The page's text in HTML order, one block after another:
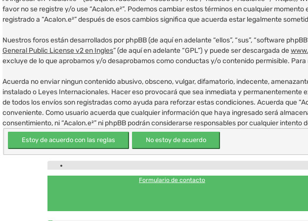
favor no se registre y/o use “Acalon.e²”. Podemos cambiar estos términos en cualquier
registrado a “Acalon.e²” después de esos cambios significa que acuerda estar legalmente
Nuestros foros están desarrollados por phpBB (de aquí en adelante “ellos”, “sus”, “software
General Public License v2 en Ingles” (de aquí en adelante “GPL”) y puede ser descargada de
excluye de lo que aprobamos y/o desaprobamos como conductas y/o contenido permisible.
Acuerda no enviar ningun contenido abusivo, obsceno, vulgar, difamatorio, indecente,
instalado o Leyes Internacionales. Hacer eso provocará que sea inmediata y
de todos los envíos son registradas como ayuda para reforzar estas condiciones. Acuerda que
conveniente. Como usuario acuerda que cualquier información que haya ingresado será
consentimiento, ni “Acalon.e²” ni phpBB podrán considerarse responsables por cualquier
Formulario de contacto